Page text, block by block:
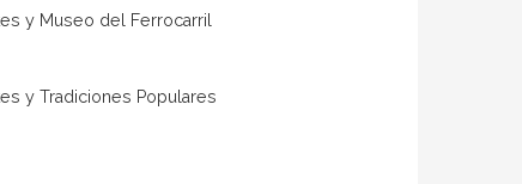
y Museo del Ferrocarril
y Tradiciones Populares